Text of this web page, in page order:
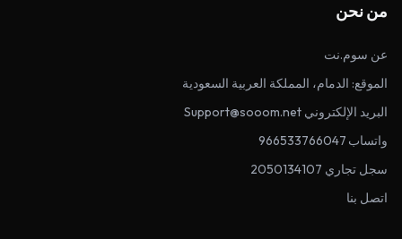
من نحن
عن سوم.نت
الموقع: الدمام، المملكة العربية السعودية
البريد الإلكتروني Support@sooom.net
واتساب 966533766047
سجل تجاري 2050134107
اتصل بنا